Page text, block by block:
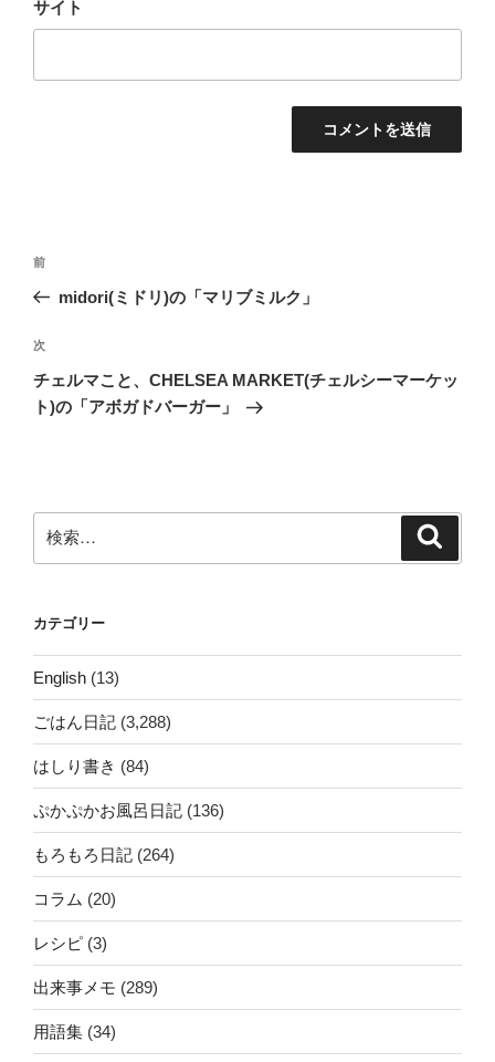
サイト
投
ビ
ゲ
ー
前
の
稿
前
midori(ミドリ)の「マリブミルク」
次
の
投
次
チェルマこと、CHELSEA MARKET(チェルシーマーケッ
ト)の「アボガドバーガー」
索:
カテゴリー
English (13)
ごはん日記 (3,288)
はしり書き (84)
ぷかぷかお風呂日記 (136)
もろもろ日記 (264)
コラム (20)
レシピ (3)
出来事メモ (289)
用語集 (34)